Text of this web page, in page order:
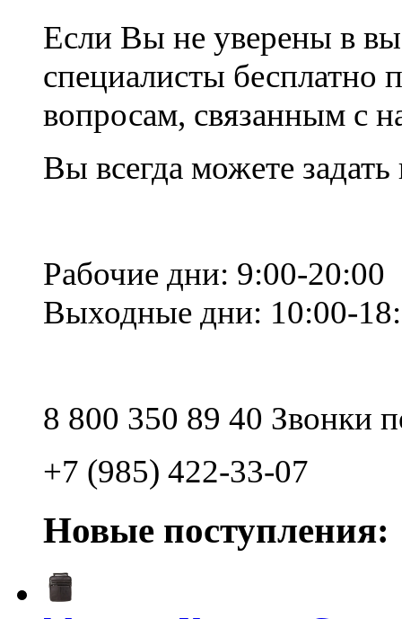
Если Вы не уверены в
специалисты
вопросам, связанным с
Вы всегда можете
Рабочие дни: 9:00-20:00
Выходные дни: 10:00-
8 800 350 89 40 Звонки
+7 (985) 422-33-07
Новые поступления: